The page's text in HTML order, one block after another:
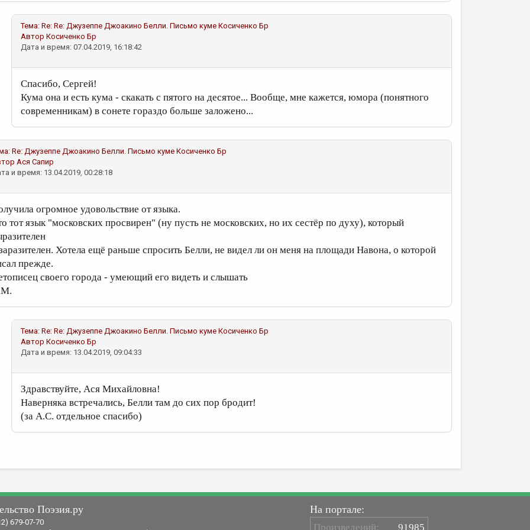
Тема: Re: Re: Джузеппе Джоакино Белли. Письмо куме Косиченко Бр
Автор Косиченко Бр
Дата и время: 07.04.2019, 16:18:42
Спасибо, Сергей!
Кума она и есть кума - скакать с пятого на десятое... Вообще, мне кажется, юмора (понятного
современникам) в сонете гораздо больше заложено...
Re: Джузеппе Джоакино Белли. Письмо куме Косиченко Бр
Ася Сапир
и время: 13.04.2019, 00:28:18
огромное удовольствие от языка.
тот язык "московских просвирен" (ну пусть не московских, но их сестёр по духу), который
Хотела ещё раньше спросить Белли, не видел ли он меня на площади Навона, о которой
прежде.
своего города - умеющий его видеть и слышать
Тема: Re: Re: Джузеппе Джоакино Белли. Письмо куме Косиченко Бр
Автор Косиченко Бр
Дата и время: 13.04.2019, 09:04:33
Здравствуйте, Ася Михайловна!
Наверняка встречались, Белли там до сих пор бродит!
(за А.С. отдельное спасибо)
Поэзия.ру
679-07-70
На портале:
Произведений: 91985